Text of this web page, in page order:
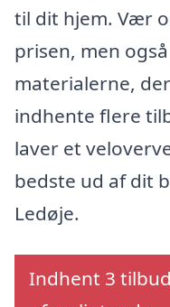
til dit hjem. Vær
prisen, men
materialerne,
indhente flere
laver et
bedste ud af dit
Ledøje.
Indhent 3